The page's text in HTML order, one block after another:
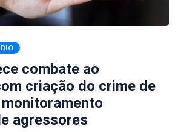
combate ao
criação do crime de
agressores